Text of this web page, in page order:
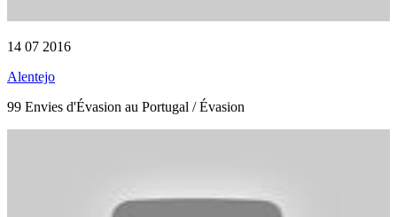
14 07 2016
Alentejo
99 Envies d'Évasion au Portugal / Évasion